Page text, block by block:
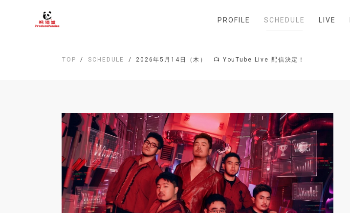
PROFILE SCHEDULE LIVE
TOP SCHEDULE 2026年5月14日（木） 📺 YouTube Live 配信決定！